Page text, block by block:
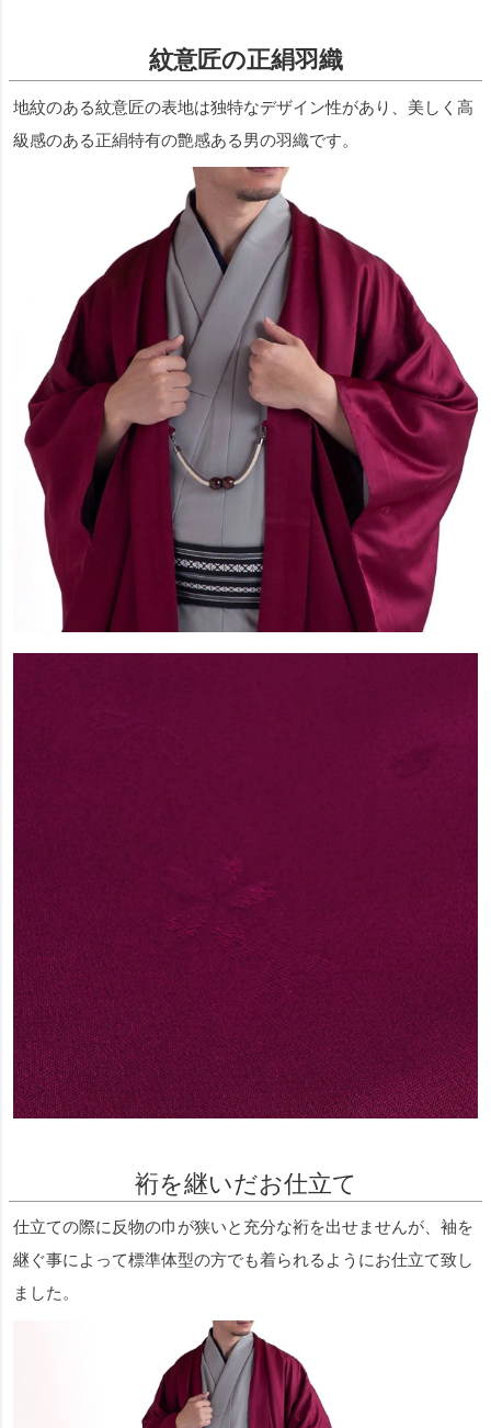
紋意匠の正絹羽織
地紋のある紋意匠の表地は独特なデザイン性があり、美しく高
級感のある正絹特有の艶感ある男の羽織です。
裄を継いだお仕立て
仕立ての際に反物の巾が狭いと充分な裄を出せませんが、袖を
継ぐ事によって標準体型の方でも着られるようにお仕立て致し
ました。